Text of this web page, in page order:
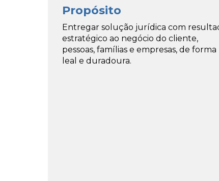
Propósito
Entregar solução jurídica com
estratégico ao negócio do cliente,
pessoas, famílias e empresas, de forma
leal e duradoura.